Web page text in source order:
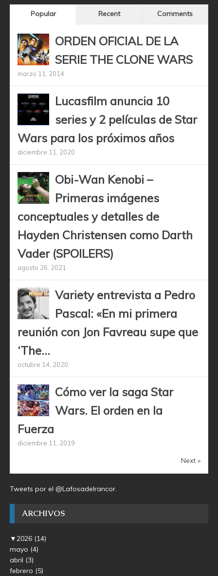
Popular Recent Comments
ORDEN OFICIAL DE LA
SERIE THE CLONE WARS
marzo 11, 2014
Lucasfilm anuncia 10
series y 2 películas de Star
Wars para los próximos años
diciembre 11, 2020
Obi-Wan Kenobi –
Primeras imágenes
conceptuales y detalles de
Hayden Christensen como Darth
Vader (SPOILERS)
agosto 26, 2021
Variety entrevista a Pedro
Pascal: «En mi primera
reunión con Jon Favreau supe que
‘The...
octubre 14, 2020
Cómo ver la saga Star
Wars. El orden en la
Fuerza
diciembre 11, 2019
Next »
Tweets por el @Lafosadelrancor.
ARCHIVOS
▼2026 (14)
mayo (4)
abril (3)
febrero (5)